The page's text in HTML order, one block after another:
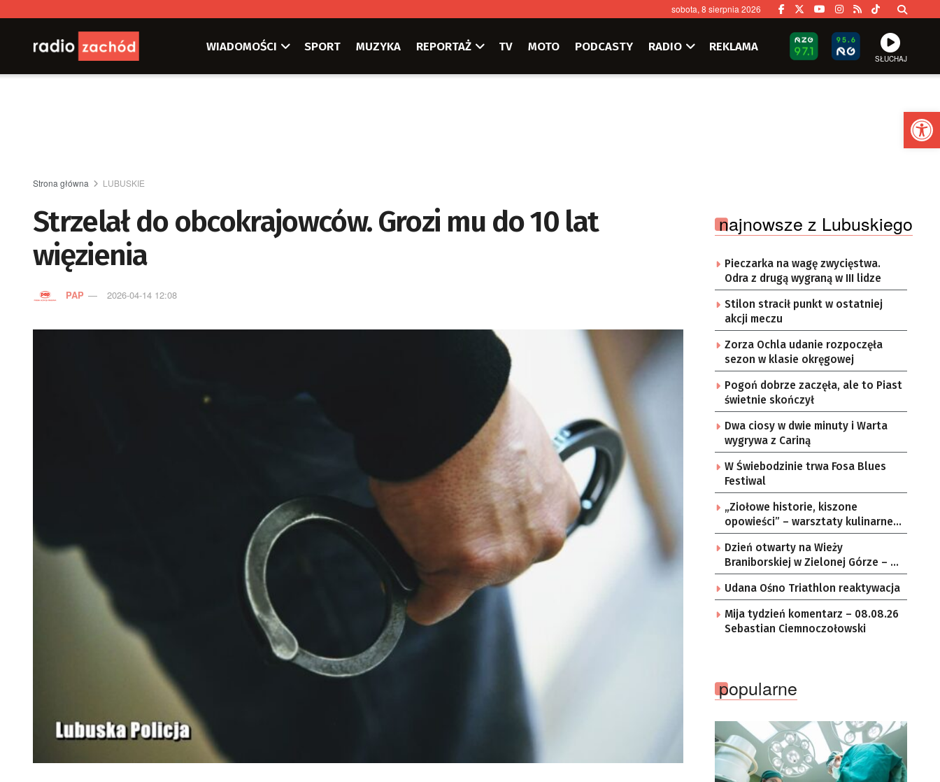
sobota, 8 sierpnia 2026
WIADOMOŚCI SPORT MUZYKA REPORTAŻ TV MOTO PODCASTY RADIO REKLAMA
SŁUCHAJ
Strona główna LUBUSKIE
Strzelał do obcokrajowców. Grozi mu do 10 lat
więzienia
PAP 2026-04-14 12:08
najnowsze z Lubuskiego
Pieczarka na wagę zwycięstwa.
Odra z drugą wygraną w III lidze
Stilon stracił punkt w ostatniej
akcji meczu
Zorza Ochla udanie rozpoczęła
sezon w klasie okręgowej
Pogoń dobrze zaczęła, ale to Piast
świetnie skończył
Dwa ciosy w dwie minuty i Warta
wygrywa z Cariną
W Świebodzinie trwa Fosa Blues
Festiwal
„Ziołowe historie, kiszone
opowieści” – warsztaty kulinarne w
zielonogórskich sołectwach
Dzień otwarty na Wieży
Braniborskiej w Zielonej Górze – po
raz ostatni w tym roku
Udana Ośno Triathlon reaktywacja
Mija tydzień komentarz – 08.08.26
Sebastian Ciemnoczołowski
popularne